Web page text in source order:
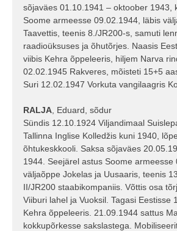
sõjaväes 01.10.1941 – oktoober 1943,
Soome armeesse 09.02.1944, läbis
Taavettis, teenis 8./JR200-s, samuti
raadioüksuses ja õhutõrjes. Naasis
viibis Kehra õppeleeris, hiljem Narva
02.02.1945 Rakveres, mõisteti 15+5
Suri 12.02.1947 Vorkuta vangilaagris
RALJA , Eduard, sõdur
Sündis 12.10.1924 Viljandimaal
Tallinna Inglise Kolledžis kuni 1940,
õhtukeskkooli. Saksa sõjaväes
1944. Seejärel astus Soome armeesse
väljaõppe Jokelas ja Uusaaris, teenis
II/JR200 staabikompaniis. Võttis osa
Viiburi lahel ja Vuoksil. Tagasi Eestisse
Kehra õppeleeris. 21.09.1944 sattus
kokkupõrkesse sakslastega.